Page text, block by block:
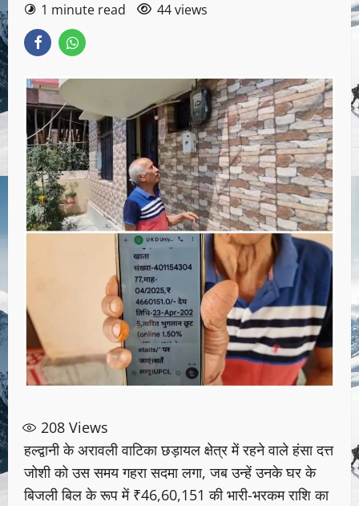
1 minute read
44 views
208 Views
हल्द्वानी के अरावली वाटिका छड़ायल क्षेत्र में रहने वाले हंसा दत्त
जोशी को उस समय गहरा सदमा लगा, जब उन्हें उनके घर के
बिजली बिल के रूप में ₹46,60,151 की भारी-भरकम राशि का